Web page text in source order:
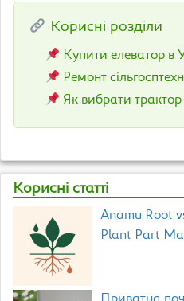
Корисні розділи
Купити елеватор в
Ремонт
Як вибрати трактор
Корисні статті
Anamu Root
Plant Part